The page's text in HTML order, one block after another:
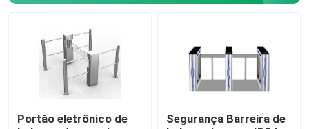
Portão eletrônico de
Segurança Barreira de